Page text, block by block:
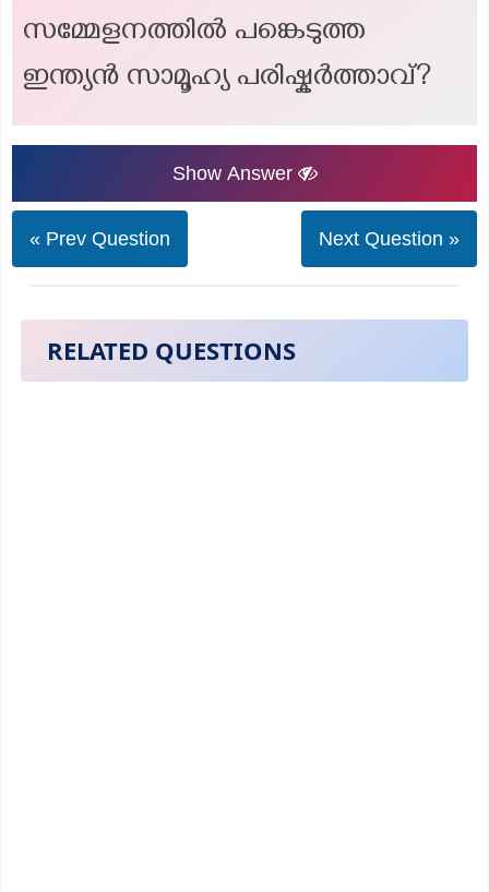
സമ്മേളനത്തിൽ പങ്കെടുത്ത
ഇന്ത്യൻ സാമൂഹ്യ പരിഷ്കർത്താവ്?
Show Answer
« Prev Question Next Question »
RELATED QUESTIONS